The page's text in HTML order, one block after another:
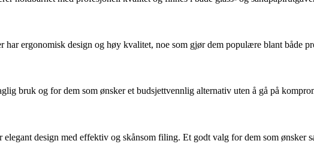
ergonomisk design og høy kvalitet, noe som gjør dem populære blant både
bruk og for dem som ønsker et budsjettvennlig alternativ uten å gå på
design med effektiv og skånsom filing. Et godt valg for dem som ønsker